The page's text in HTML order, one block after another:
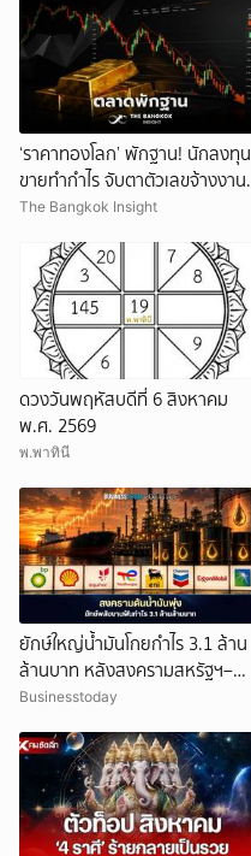
‘ราคาทองโลก’ พักฐาน! นักลงทุน
ขายทำกำไร จับตาตัวเลขจ้างงาน
สหรัฐ
The Bangkok Insight
ดวงวันพฤหัสบดีที่ 6 สิงหาคม
พ.ศ. 2569
พ.พาทินี
ยักษ์ใหญ่น้ำมันโกยกำไร 3.1 ล้าน
ล้านบาท หลังสงครามสหรัฐฯ–
อิหร่านดันราคาพลังงานพุ่ง
Businesstoday